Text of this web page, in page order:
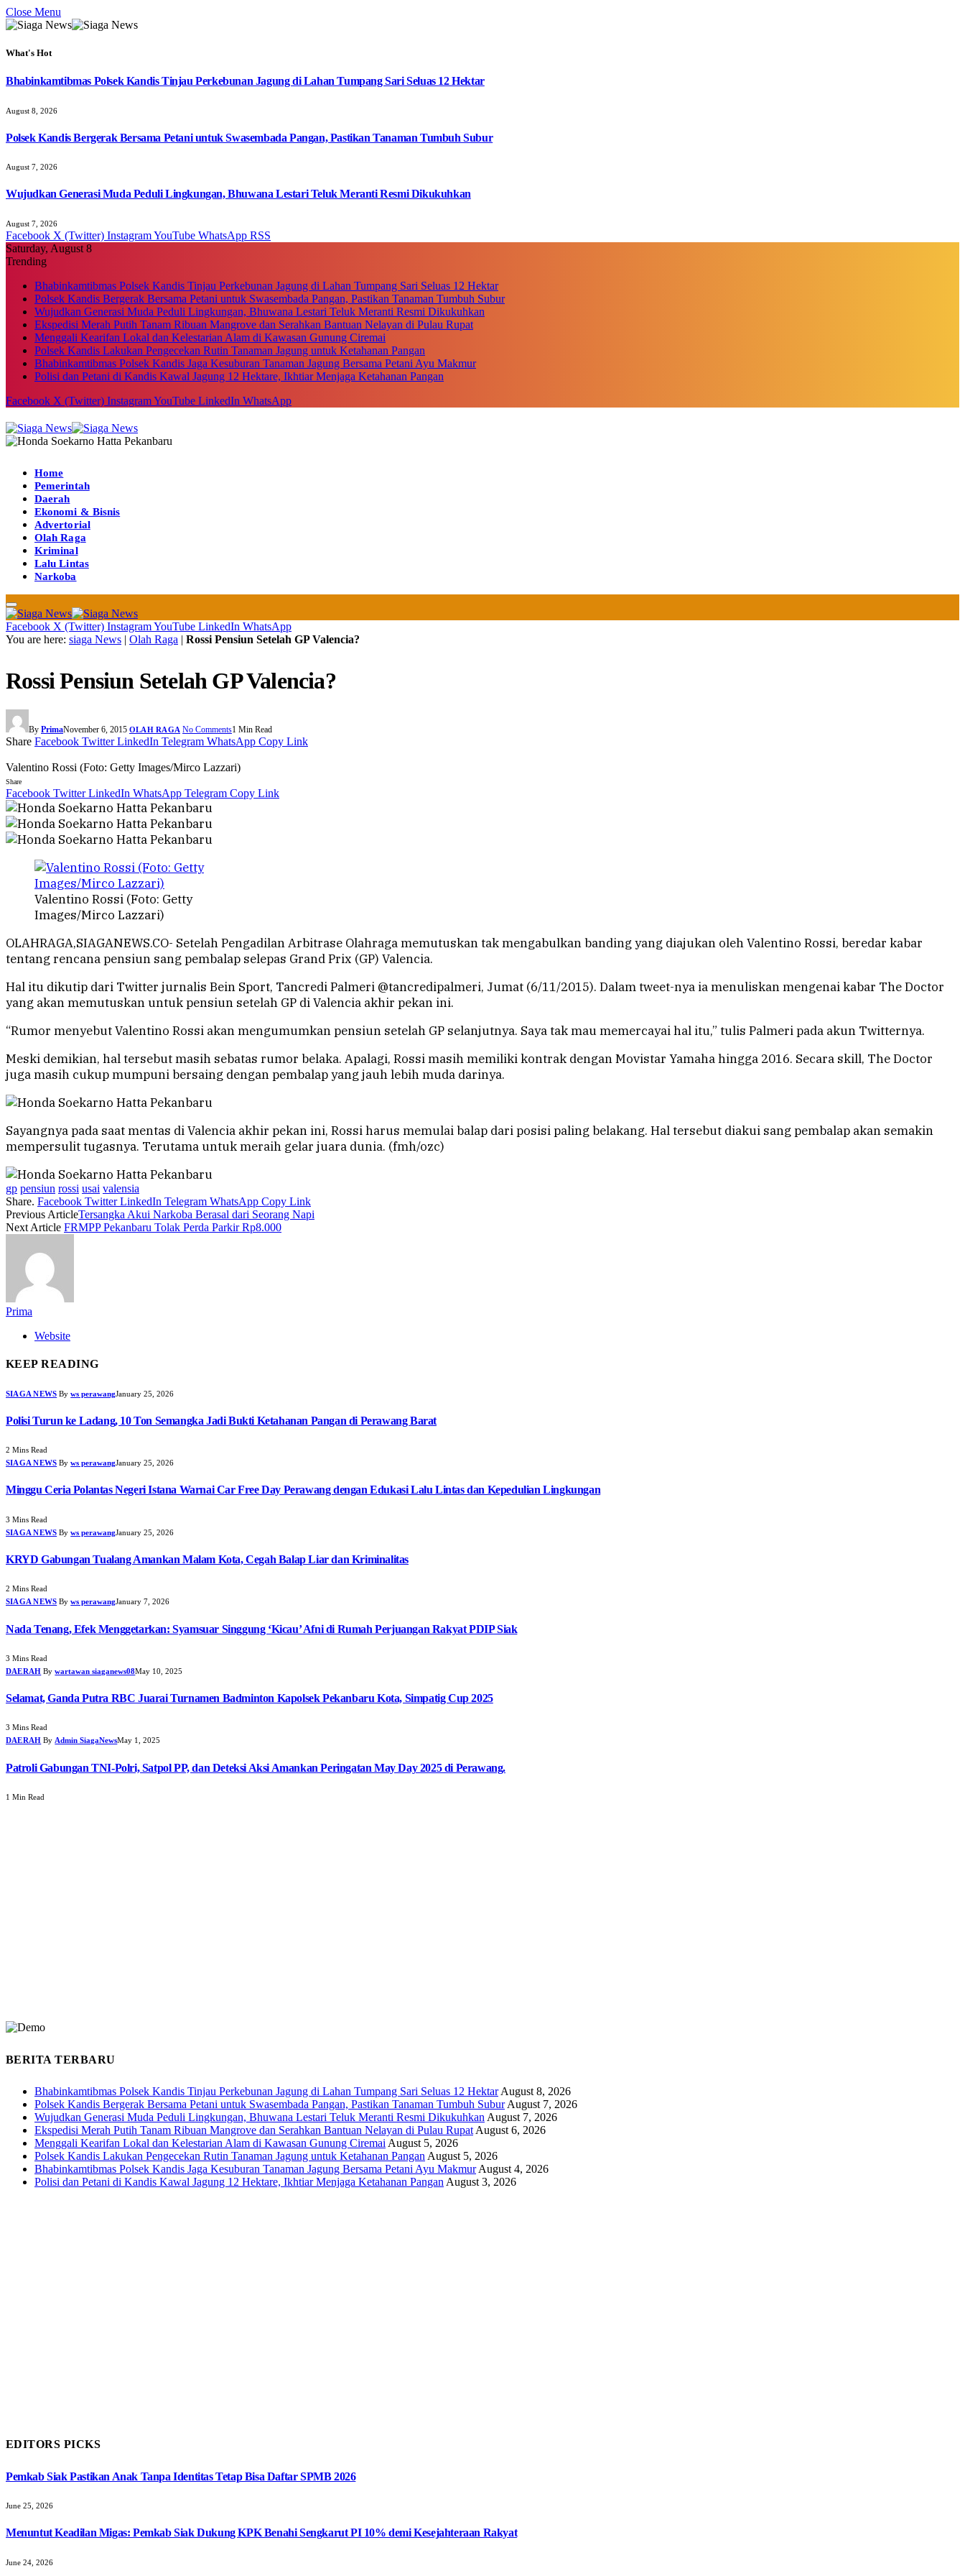
Close Menu
What's Hot
Bhabinkamtibmas Polsek Kandis Tinjau Perkebunan Jagung di Lahan Tumpang Sari Seluas 12 Hektar
August 8, 2026
Polsek Kandis Bergerak Bersama Petani untuk Swasembada Pangan, Pastikan Tanaman Tumbuh Subur
August 7, 2026
Wujudkan Generasi Muda Peduli Lingkungan, Bhuwana Lestari Teluk Meranti Resmi Dikukuhkan
August 7, 2026
Facebook X (Twitter) InstagramYouTube WhatsApp RSS
Saturday, August 8
Trending
Bhabinkamtibmas Polsek Kandis Tinjau Perkebunan Jagung di Lahan Tumpang Sari Seluas 12 Hektar
Polsek Kandis Bergerak Bersama Petani untuk Swasembada Pangan, Pastikan Tanaman Tumbuh Subur
Wujudkan Generasi Muda Peduli Lingkungan, Bhuwana Lestari Teluk Meranti Resmi Dikukuhkan
Ekspedisi Merah Putih Tanam Ribuan Mangrove dan Serahkan Bantuan Nelayan di Pulau Rupat
Menggali Kearifan Lokal dan Kelestarian Alam di Kawasan Gunung Ciremai
Polsek Kandis Lakukan Pengecekan Rutin Tanaman Jagung untuk Ketahanan Pangan
Bhabinkamtibmas Polsek Kandis Jaga Kesuburan Tanaman Jagung Bersama Petani Ayu Makmur
Polisi dan Petani di Kandis Kawal Jagung 12 Hektare, Ikhtiar Menjaga Ketahanan Pangan
Facebook X (Twitter) InstagramYouTube LinkedIn WhatsApp
Home
Pemerintah
Daerah
Ekonomi & Bisnis
Advertorial
Olah Raga
Kriminal
Lalu Lintas
Narkoba
Facebook X (Twitter) InstagramYouTube LinkedIn WhatsApp
You are here: siaga News | Olah Raga | Rossi Pensiun Setelah GP Valencia?
Rossi Pensiun Setelah GP Valencia?
By PrimaNovember 6, 2015 OLAH RAGA No Comments1 Min Read
Share Facebook Twitter LinkedIn Telegram WhatsApp Copy Link
Valentino Rossi (Foto: Getty Images/Mirco Lazzari)
Share
Facebook Twitter LinkedIn WhatsApp Telegram Copy Link
Valentino Rossi (Foto: Getty
Images/Mirco Lazzari)
OLAHRAGA,SIAGANEWS.CO- Setelah Pengadilan Arbitrase Olahraga memutuskan tak mengabulkan banding yang diajukan oleh Valentino Rossi, beredar kabar
tentang rencana pensiun sang pembalap selepas Grand Prix (GP) Valencia.
Hal itu dikutip dari Twitter jurnalis Bein Sport, Tancredi Palmeri @tancredipalmeri, Jumat (6/11/2015). Dalam tweet-nya ia menuliskan mengenai kabar The Doctor
yang akan memutuskan untuk pensiun setelah GP di Valencia akhir pekan ini.
“Rumor menyebut Valentino Rossi akan mengumumkan pensiun setelah GP selanjutnya. Saya tak mau memercayai hal itu,” tulis Palmeri pada akun Twitternya.
Meski demikian, hal tersebut masih sebatas rumor belaka. Apalagi, Rossi masih memiliki kontrak dengan Movistar Yamaha hingga 2016. Secara skill, The Doctor
juga masih cukup mumpuni bersaing dengan pembalap yang jauh lebih muda darinya.
Sayangnya pada saat mentas di Valencia akhir pekan ini, Rossi harus memulai balap dari posisi paling belakang. Hal tersebut diakui sang pembalap akan semakin
mempersulit tugasnya. Terutama untuk meraih gelar juara dunia. (fmh/ozc)
gp pensiun rossi usai valensia
Share. Facebook Twitter LinkedIn Telegram WhatsApp Copy Link
Previous ArticleTersangka Akui Narkoba Berasal dari Seorang Napi
Next Article FRMPP Pekanbaru Tolak Perda Parkir Rp8.000
Prima
Website
KEEP READING
SIAGA NEWS By ws perawangJanuary 25, 2026
Polisi Turun ke Ladang, 10 Ton Semangka Jadi Bukti Ketahanan Pangan di Perawang Barat
2 Mins Read
SIAGA NEWS By ws perawangJanuary 25, 2026
Minggu Ceria Polantas Negeri Istana Warnai Car Free Day Perawang dengan Edukasi Lalu Lintas dan Kepedulian Lingkungan
3 Mins Read
SIAGA NEWS By ws perawangJanuary 25, 2026
KRYD Gabungan Tualang Amankan Malam Kota, Cegah Balap Liar dan Kriminalitas
2 Mins Read
SIAGA NEWS By ws perawangJanuary 7, 2026
Nada Tenang, Efek Menggetarkan: Syamsuar Singgung ‘Kicau’ Afni di Rumah Perjuangan Rakyat PDIP Siak
3 Mins Read
DAERAH By wartawan siaganews08May 10, 2025
Selamat, Ganda Putra RBC Juarai Turnamen Badminton Kapolsek Pekanbaru Kota, Simpatig Cup 2025
3 Mins Read
DAERAH By Admin SiagaNewsMay 1, 2025
Patroli Gabungan TNI-Polri, Satpol PP, dan Deteksi Aksi Amankan Peringatan May Day 2025 di Perawang.
1 Min Read
BERITA TERBARU
Bhabinkamtibmas Polsek Kandis Tinjau Perkebunan Jagung di Lahan Tumpang Sari Seluas 12 Hektar August 8, 2026
Polsek Kandis Bergerak Bersama Petani untuk Swasembada Pangan, Pastikan Tanaman Tumbuh Subur August 7, 2026
Wujudkan Generasi Muda Peduli Lingkungan, Bhuwana Lestari Teluk Meranti Resmi Dikukuhkan August 7, 2026
Ekspedisi Merah Putih Tanam Ribuan Mangrove dan Serahkan Bantuan Nelayan di Pulau Rupat August 6, 2026
Menggali Kearifan Lokal dan Kelestarian Alam di Kawasan Gunung Ciremai August 5, 2026
Polsek Kandis Lakukan Pengecekan Rutin Tanaman Jagung untuk Ketahanan Pangan August 5, 2026
Bhabinkamtibmas Polsek Kandis Jaga Kesuburan Tanaman Jagung Bersama Petani Ayu Makmur August 4, 2026
Polisi dan Petani di Kandis Kawal Jagung 12 Hektare, Ikhtiar Menjaga Ketahanan Pangan August 3, 2026
EDITORS PICKS
Pemkab Siak Pastikan Anak Tanpa Identitas Tetap Bisa Daftar SPMB 2026
June 25, 2026
Menuntut Keadilan Migas: Pemkab Siak Dukung KPK Benahi Sengkarut PI 10% demi Kesejahteraan Rakyat
June 24, 2026